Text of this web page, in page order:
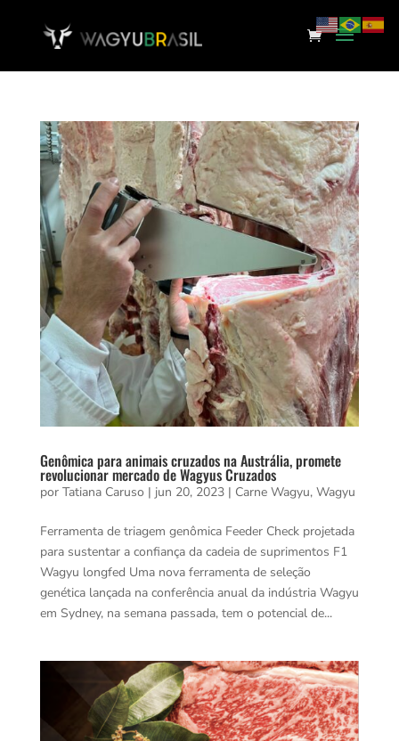
Genômica para animais cruzados na Austrália, promete
revolucionar mercado de Wagyus Cruzados
por Tatiana Caruso | jun 20, 2023| Carne Wagyu, Wagyu
Ferramenta de triagem genômica Feeder Check projetada
para sustentar a confiança da cadeia de suprimentos F1
Wagyu longfed Uma nova ferramenta de seleção
genética lançada na conferência anual da indústria Wagyu
em Sydney, na semana passada, tem o potencial de...